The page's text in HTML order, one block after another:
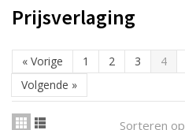
Prijsverlaging
« Vorige 1 2 3 4
Volgende »
Sorteren op